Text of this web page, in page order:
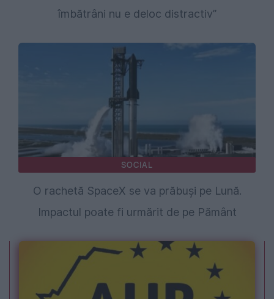
îmbătrâni nu e deloc distractiv”
SOCIAL
O rachetă SpaceX se va prăbuși pe Lună.
Impactul poate fi urmărit de pe Pământ